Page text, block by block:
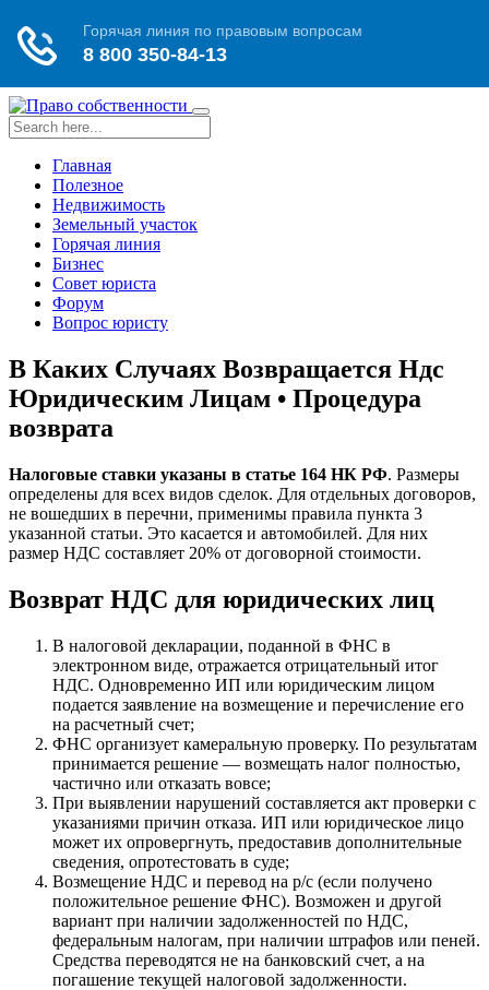
Toggle
navigation
Главная
Полезное
Недвижимость
Земельный участок
Горячая линия
Бизнес
Совет юриста
Форум
Вопрос юристу
В Каких Случаях Возвращается Ндс
Юридическим Лицам • Процедура
возврата
Налоговые ставки указаны в статье 164 НК РФ. Размеры
определены для всех видов сделок. Для отдельных договоров,
не вошедших в перечни, применимы правила пункта 3
указанной статьи. Это касается и автомобилей. Для них
размер НДС составляет 20% от договорной стоимости.
Возврат НДС для юридических лиц
В налоговой декларации, поданной в ФНС в
электронном виде, отражается отрицательный итог
НДС. Одновременно ИП или юридическим лицом
подается заявление на возмещение и перечисление его
на расчетный счет;
ФНС организует камеральную проверку. По результатам
принимается решение — возмещать налог полностью,
частично или отказать вовсе;
При выявлении нарушений составляется акт проверки с
указаниями причин отказа. ИП или юридическое лицо
может их опровергнуть, предоставив дополнительные
сведения, опротестовать в суде;
Возмещение НДС и перевод на р/с (если получено
положительное решение ФНС). Возможен и другой
вариант при наличии задолженностей по НДС,
федеральным налогам, при наличии штрафов или пеней.
Средства переводятся не на банковский счет, а на
погашение текущей налоговой задолженности.